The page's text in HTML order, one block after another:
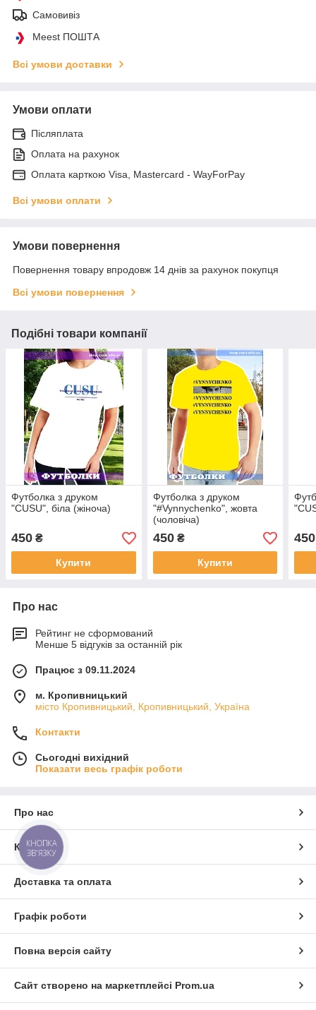
Самовивіз
Meest ПОШТА
Всі умови доставки
Умови оплати
Післяплата
Оплата на рахунок
Оплата карткою Visa, Mastercard - WayForPay
Всі умови оплати
Умови повернення
Повернення товару впродовж 14 днів за рахунок покупця
Всі умови повернення
Подібні товари компанії
Футболка з друком
"CUSU", біла (жіноча)
450 ₴
Купити
Футболка з друком
"#Vynnychenko", жовта
(чоловіча)
450₴
Купити
450
Про нас
Рейтинг не сформований
Менше 5 відгуків за останній рік
Працює з 09.11.2024
м. Кропивницький
місто Кропивницький, Кропивницький, Україна
Контакти
Сьогодні вихідний
Показати весь графік роботи
Про нас
Контакти
Доставка та оплата
Графік роботи
Повна версія сайту
Сайт створено на маркетплейсі Prom.ua
КНОПКА
ЗВ'ЯЗКУ